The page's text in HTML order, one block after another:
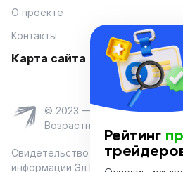
О проекте
Контакты
Карта сайта
© 2023 — Coinmania
Возрастное ограничение
Свидетельство о регистрации
информации Эл № ФС 77-74908 от
Рейтинг